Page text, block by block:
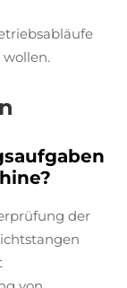
der